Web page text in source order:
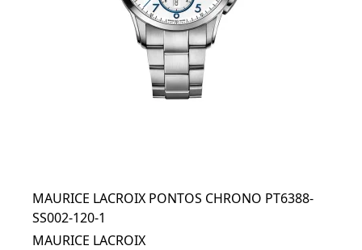
MAURICE LACROIX PONTOS CHRONO PT6388-
SS002-120-1
MAURICE LACROIX